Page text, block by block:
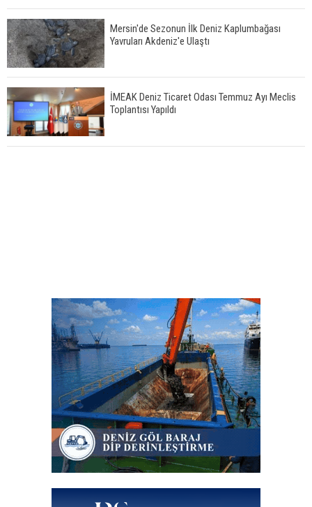
Mersin'de Sezonun İlk Deniz Kaplumbağası
Yavruları Akdeniz'e Ulaştı
İMEAK Deniz Ticaret Odası Temmuz Ayı Meclis
Toplantısı Yapıldı